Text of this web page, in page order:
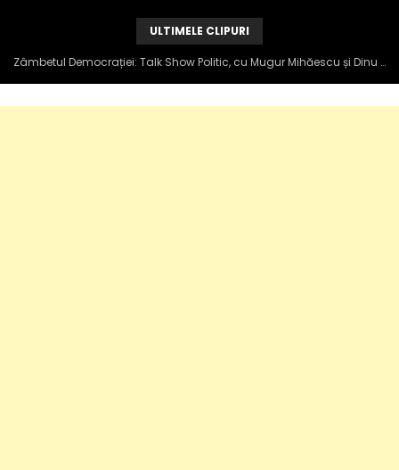
ULTIMELE CLIPURI
Zâmbetul Democrației: Talk Show Politic, cu Mugur Mihăescu și Dinu Popescu